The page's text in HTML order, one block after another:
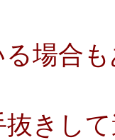
場合
きし